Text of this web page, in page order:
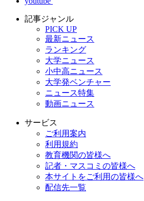
記事ジャンル
PICK UP
最新ニュース
ランキング
大学ニュース
小中高ニュース
大学発ベンチャー
ニュース特集
動画ニュース
サービス
ご利用案内
利用規約
教育機関の皆様へ
記者・マスコミの皆様へ
本サイトをご利用の皆様へ
配信先一覧